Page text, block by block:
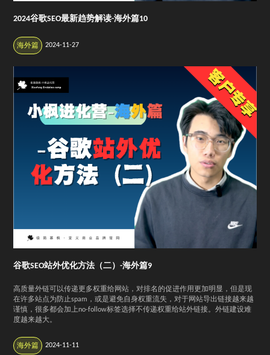
2024谷歌SEO最新趋势解读-海外篇10
海外篇 2024-11-27
谷歌SEO站外优化方法（二）-海外篇9
高质量外链可以传递更多权重给网站，对排名的促进作用更加明显，但是现
在许多站点为防止spam，或是避免自身权重流失，对于网站导出链接越来越
谨慎，很多都会加上no-follow标签选择不传递权重给站外链接。外链建设难
度越来越大。
海外篇 2024-11-11